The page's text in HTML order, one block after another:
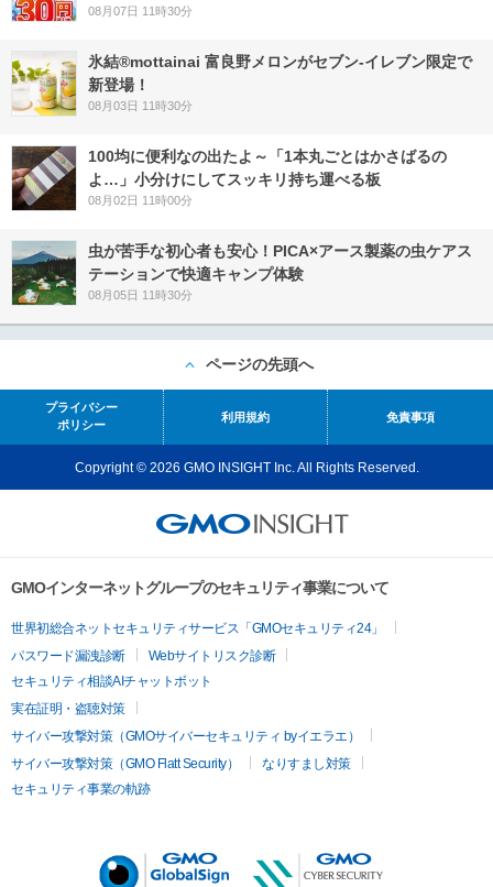
08月07日 11時30分
氷結®mottainai 富良野メロンがセブン‐イレブン限定で
新登場！
08月03日 11時30分
100均に便利なの出たよ～「1本丸ごとはかさばるの
よ…」小分けにしてスッキリ持ち運べる板
08月02日 11時00分
虫が苦手な初心者も安心！PICA×アース製薬の虫ケアス
テーションで快適キャンプ体験
08月05日 11時30分
ページの先頭へ
プライバシー
ポリシー
利用規約 免責事項
Copyright © 2026 GMO INSIGHT Inc. All Rights Reserved.
GMOインターネットグループのセキュリティ事業について
世界初総合ネットセキュリティサービス「GMOセキュリティ24」
パスワード漏洩診断
Webサイトリスク診断
セキュリティ相談AIチャットボット
実在証明・盗聴対策
サイバー攻撃対策（GMOサイバーセキュリティ byイエラエ）
サイバー攻撃対策（GMO Flatt Security）
なりすまし対策
セキュリティ事業の軌跡